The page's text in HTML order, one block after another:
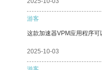
游客
这款加速器VPM应用程序可
2025-10-03